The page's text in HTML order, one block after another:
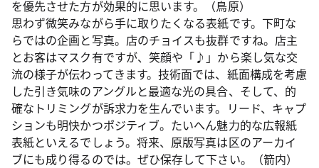
を優先させた方が効果的に思います。（鳥原）
思わず微笑みながら手に取りたくなる表紙です。下町な
らではの企画と写真。店のチョイスも抜群ですね。店主
とお客はマスク有ですが、笑顔や「♪」から楽し気な交
流の様子が伝わってきます。技術面では、紙面構成を考慮
した引き気味のアングルと最適な光の具合、そして、的
確なトリミングが訴求力を生んでいます。リード、キャプ
ションも明快かつポジティブ。たいへん魅力的な広報紙
表紙といえるでしょう。将来、原版写真は区のアーカイ
ブにも成り得るのでは。ぜひ保存して下さい。（箭内）